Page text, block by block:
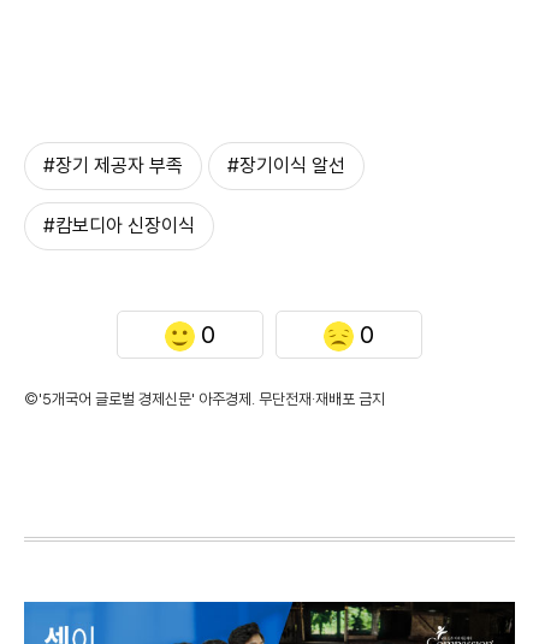
#장기 제공자 부족 #장기이식 알선
#캄보디아 신장이식
0 0
©'5개국어 글로벌 경제신문' 아주경제. 무단전재·재배포 금지